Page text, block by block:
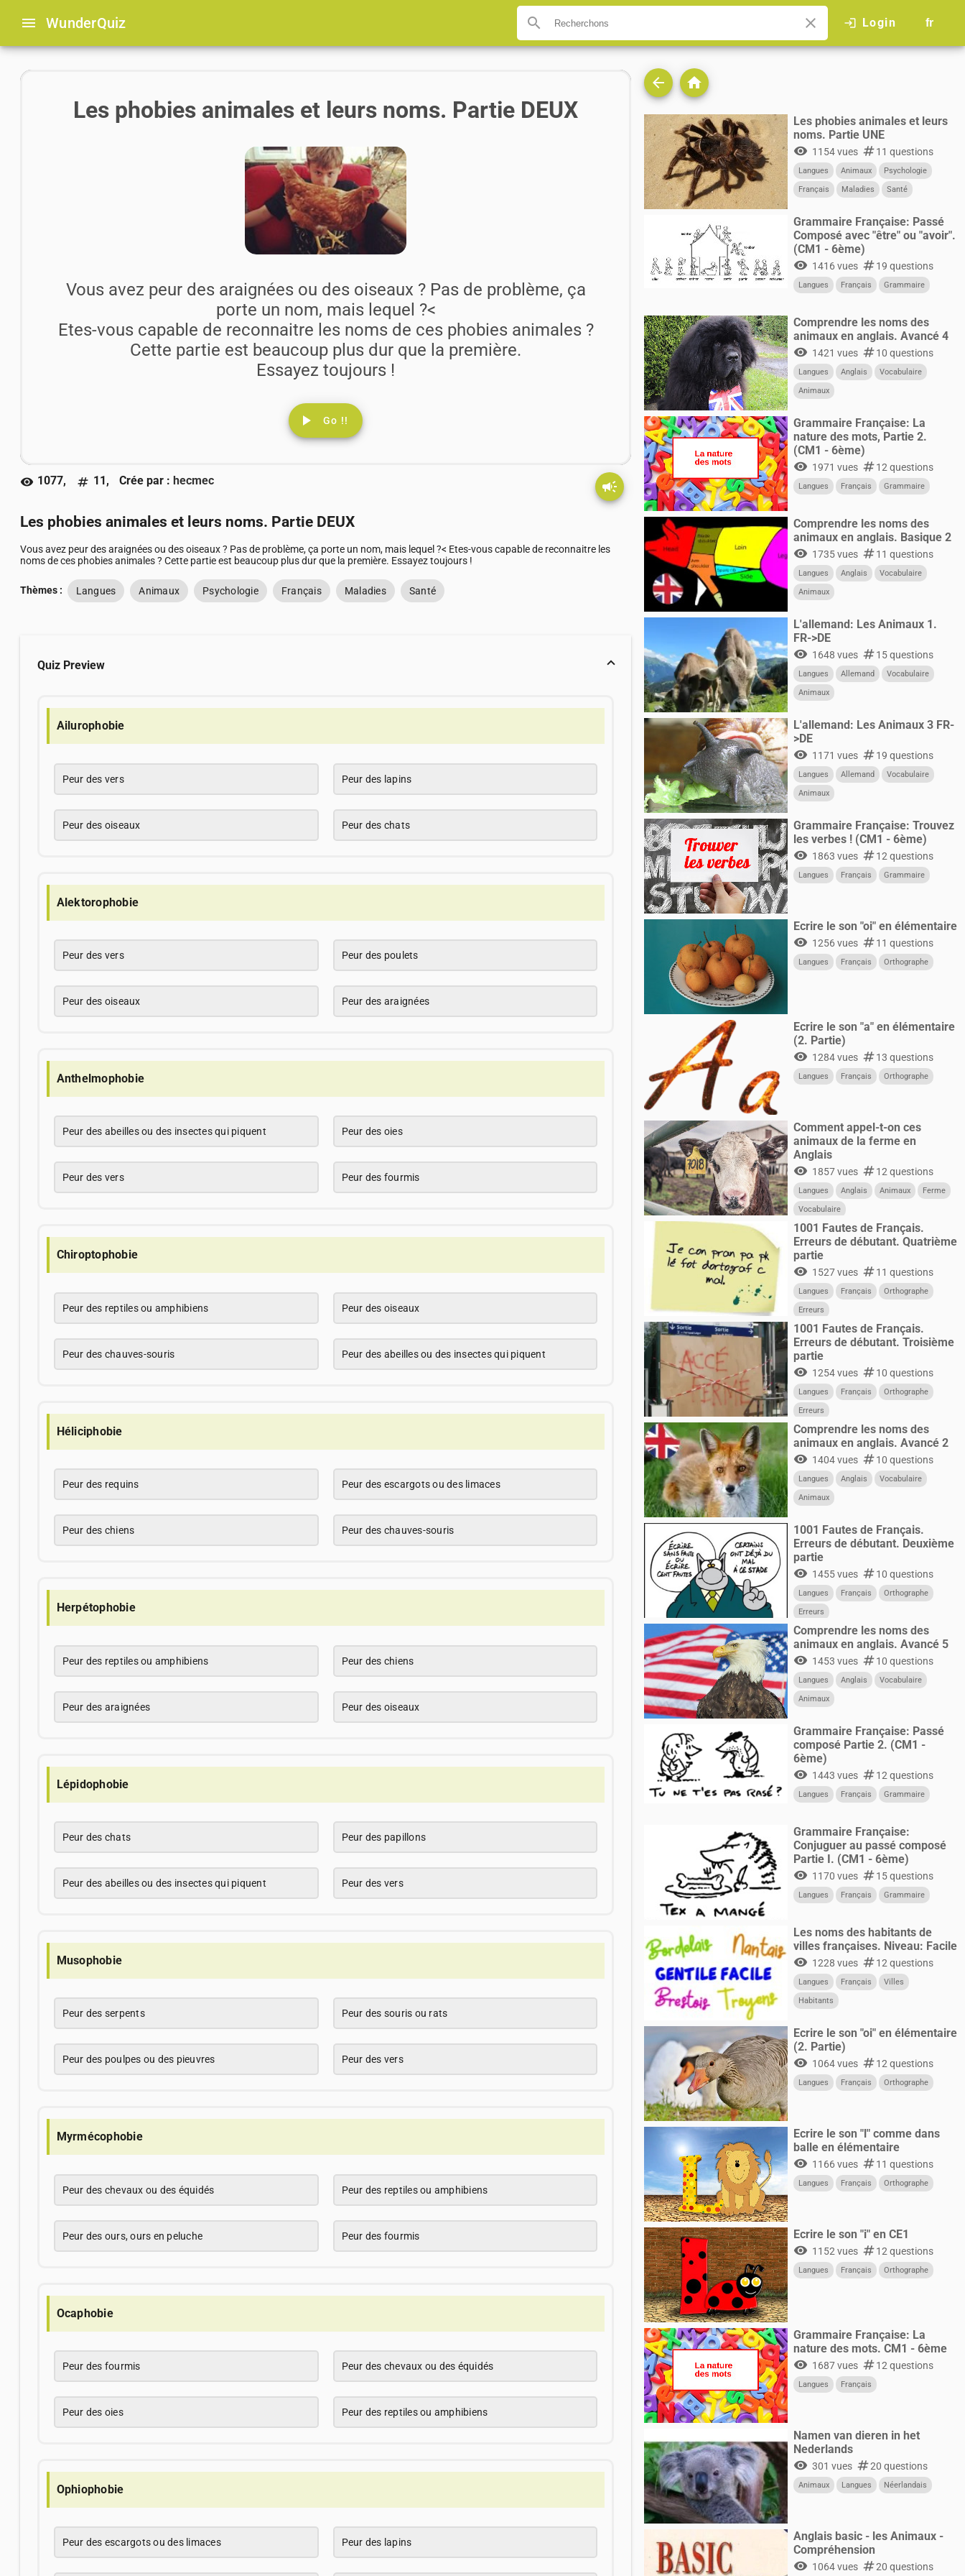
menu WunderQuiz search close login Login fr
Les phobies animales et leurs noms. Partie DEUX
Vous avez peur des araignées ou des oiseaux ? Pas de problème, ça
porte un nom, mais lequel ?<
Etes-vous capable de reconnaitre les noms de ces phobies animales ?
Cette partie est beaucoup plus dur que la première.
Essayez toujours !
play_arrow Go !!
visibility 1077, numbers 11, Crée par : hecmec campaign
Les phobies animales et leurs noms. Partie DEUX
Vous avez peur des araignées ou des oiseaux ? Pas de problème, ça porte un nom, mais lequel ?< Etes-vous capable de reconnaitre les
noms de ces phobies animales ? Cette partie est beaucoup plus dur que la première. Essayez toujours !
Thèmes : Langues Animaux Psychologie Français Maladies Santé
Quiz Preview
Ailurophobie
Peur des vers Peur des lapins
Peur des oiseaux Peur des chats
Alektorophobie
Peur des vers Peur des poulets
Peur des oiseaux Peur des araignées
Anthelmophobie
Peur des abeilles ou des insectes qui piquent Peur des oies
Peur des vers Peur des fourmis
Chiroptophobie
Peur des reptiles ou amphibiens Peur des oiseaux
Peur des chauves-souris Peur des abeilles ou des insectes qui piquent
Héliciphobie
Peur des requins Peur des escargots ou des limaces
Peur des chiens Peur des chauves-souris
Herpétophobie
Peur des reptiles ou amphibiens Peur des chiens
Peur des araignées Peur des oiseaux
Lépidophobie
Peur des chats Peur des papillons
Peur des abeilles ou des insectes qui piquent Peur des vers
Musophobie
Peur des serpents Peur des souris ou rats
Peur des poulpes ou des pieuvres Peur des vers
Myrmécophobie
Peur des chevaux ou des équidés Peur des reptiles ou amphibiens
Peur des ours, ours en peluche Peur des fourmis
Ocaphobie
Peur des fourmis Peur des chevaux ou des équidés
Peur des oies Peur des reptiles ou amphibiens
Ophiophobie
Peur des escargots ou des limaces Peur des lapins
arrow_back home
Les phobies animales et leurs
noms. Partie UNE
visibility 1154 vues numbers11 questions
Langues Animaux
Psychologie
Français
Maladies Santé
Grammaire Française: Passé
Composé avec "être" ou "avoir".
(CM1 - 6ème)
visibility 1416 vues numbers19 questions
Langues Français Grammaire
Comprendre les noms des
animaux en anglais. Avancé 4
visibility 1421 vues numbers10 questions
Langues Anglais
Vocabulaire
Animaux
Grammaire Française: La
nature des mots, Partie 2.
(CM1 - 6ème)
visibility 1971 vues numbers12 questions
Langues Français Grammaire
Comprendre les noms des
animaux en anglais. Basique 2
visibility 1735 vues numbers11 questions
Langues Anglais
Vocabulaire
Animaux
L'allemand: Les Animaux 1.
FR->DE
visibility 1648 vues numbers15 questions
Langues Allemand
Vocabulaire
Animaux
L'allemand: Les Animaux 3 FR-
>DE
visibility 1171 vues numbers19 questions
Langues Allemand
Vocabulaire
Animaux
Grammaire Française: Trouvez
les verbes ! (CM1 - 6ème)
visibility 1863 vues numbers12 questions
Langues Français Grammaire
Ecrire le son "oi" en élémentaire
visibility 1256 vues numbers11 questions
Langues Français Orthographe
Ecrire le son "a" en élémentaire
(2. Partie)
visibility 1284 vues numbers13 questions
Langues Français Orthographe
Comment appel-t-on ces
animaux de la ferme en
Anglais
visibility 1857 vues numbers12 questions
Langues Anglais Animaux
Ferme
Vocabulaire
1001 Fautes de Français.
Erreurs de débutant. Quatrième
partie
visibility 1527 vues numbers11 questions
Langues Français
Orthographe
Erreurs
1001 Fautes de Français.
Erreurs de débutant. Troisième
partie
visibility 1254 vues numbers10 questions
Langues Français
Orthographe
Erreurs
Comprendre les noms des
animaux en anglais. Avancé 2
visibility 1404 vues numbers10 questions
Langues Anglais
Vocabulaire
Animaux
1001 Fautes de Français.
Erreurs de débutant. Deuxième
partie
visibility 1455 vues numbers10 questions
Langues Français
Orthographe
Erreurs
Comprendre les noms des
animaux en anglais. Avancé 5
visibility 1453 vues numbers10 questions
Langues Anglais
Vocabulaire
Animaux
Grammaire Française: Passé
composé Partie 2. (CM1 -
6ème)
visibility 1443 vues numbers12 questions
Langues Français Grammaire
Grammaire Française:
Conjuguer au passé composé
Partie I. (CM1 - 6ème)
visibility 1170 vues numbers15 questions
Langues Français Grammaire
Les noms des habitants de
villes françaises. Niveau: Facile
visibility 1228 vues numbers12 questions
Langues Français
Villes
Habitants
Ecrire le son "oi" en élémentaire
(2. Partie)
visibility 1064 vues numbers12 questions
Langues Français Orthographe
Ecrire le son "l" comme dans
balle en élémentaire
visibility 1166 vues numbers11 questions
Langues Français Orthographe
Ecrire le son "i" en CE1
visibility 1152 vues numbers12 questions
Langues Français Orthographe
Grammaire Française: La
nature des mots. CM1 - 6ème
visibility 1687 vues numbers12 questions
Langues Français
Namen van dieren in het
Nederlands
visibility 301 vues numbers20 questions
Animaux Langues Néerlandais
Anglais basic - les Animaux -
Compréhension
visibility 1064 vues numbers20 questions